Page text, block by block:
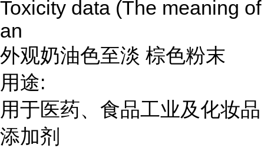
Toxicity data (The meaning of
an
外观奶油色至淡 棕色粉末
用途:
用于医药、食品工业及化妆品
添加剂